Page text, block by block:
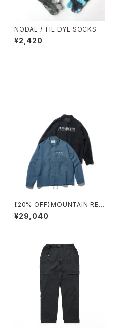
NODAL / TIE DYE SOCKS
¥2,420
【20% OFF】MOUNTAIN RES
EARCH / F.M. COACH SHIR
T
¥29,040